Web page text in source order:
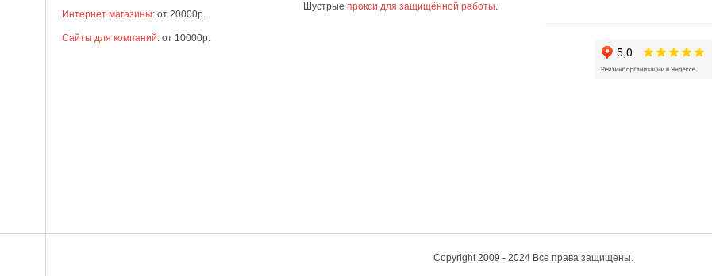
Интернет магазины: от 20000р.
Сайты для компаний: от 10000р.
Шустрыепрокси для защищённой работы.
Copyright 2009 - 2024 Все права защищены.